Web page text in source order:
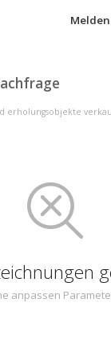
erholungsobjekte
anpassen